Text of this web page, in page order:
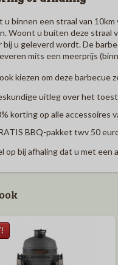
u binnen een straal van
Woont u buiten deze straal
bij u geleverd wordt. De
mits een meerprijs
kiezen om deze barbecue
uitleg over het
korting op alle accessoires
BBQ-pakket twv 50
op bij afhaling dat u met een